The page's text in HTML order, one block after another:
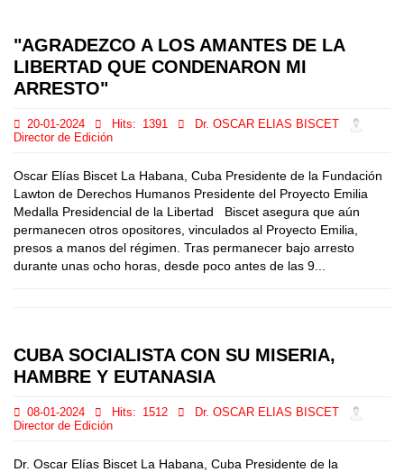
"AGRADEZCO A LOS AMANTES DE LA
LIBERTAD QUE CONDENARON MI
ARRESTO"
20-01-2024 Hits: 1391
Dr. OSCAR ELIAS BISCET
Director de Edición
Oscar Elías Biscet La Habana, Cuba Presidente de la Fundación
Lawton de Derechos Humanos Presidente del Proyecto Emilia
Medalla Presidencial de la Libertad Biscet asegura que aún
permanecen otros opositores, vinculados al Proyecto Emilia,
presos a manos del régimen. Tras permanecer bajo arresto
durante unas ocho horas, desde poco antes de las 9...
CUBA SOCIALISTA CON SU MISERIA,
HAMBRE Y EUTANASIA
08-01-2024 Hits: 1512
Dr. OSCAR ELIAS BISCET
Director de Edición
Dr. Oscar Elías Biscet La Habana, Cuba Presidente de la